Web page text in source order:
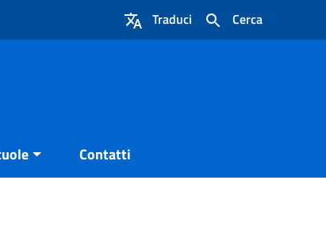
Cerca
Traduci
Contatti